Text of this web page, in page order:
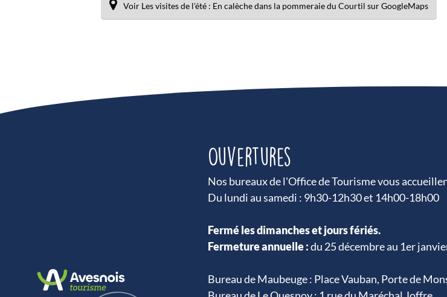
Voir Les visites de l'été : En calèche dans la pommeraie du Courtil sur GoogleMaps
Ouvertures
Nos bureaux de l'Office de Tourisme vous
Du lundi au samedi : 9h30-12h30 et 14h00-18h00
Fermé les dimanches et jours fériés.
Fermeture annuelle :du 25 décembre au 1er
Bureau de Maubeuge : Place Vauban, Porte de